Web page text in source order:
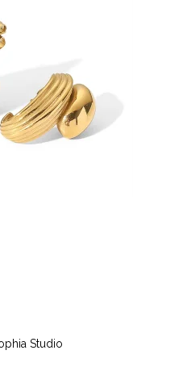
Studio